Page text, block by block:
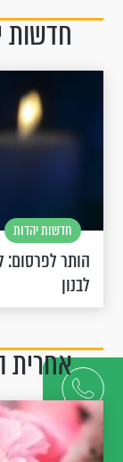
דברו
איתנו
חדשות
חדשות יהדות
הותר לפרסום:
לבנון
אחרית